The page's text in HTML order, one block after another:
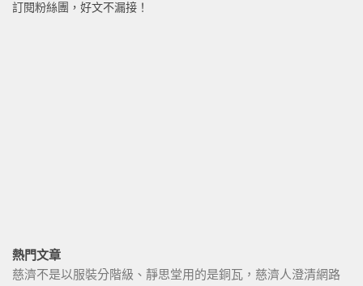
訂閱粉絲團，好文不漏接！
熱門文章
慈濟不是以服裝分階級、靜思堂用的是銅瓦，慈濟人澄清網路